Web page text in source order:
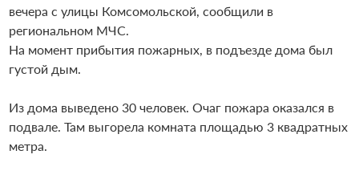
вечера с улицы Комсомольской, сообщили в
региональном МЧС.
На момент прибытия пожарных, в подъезде дома был
густой дым.
Из дома выведено 30 человек. Очаг пожара оказался в
подвале. Там выгорела комната площадью 3 квадратных
метра.